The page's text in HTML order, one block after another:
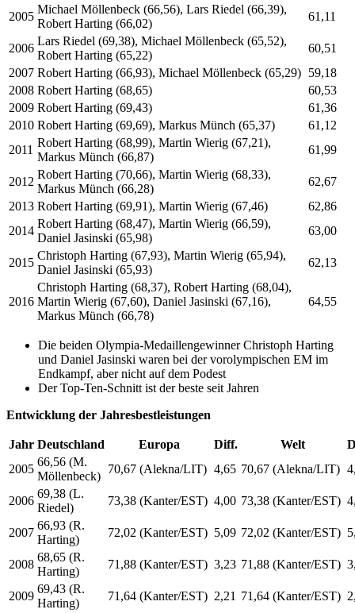
2005
Michael Möllenbeck (66,56), Lars Riedel (66,39),
Robert Harting (66,02)
61,11
2006
Lars Riedel (69,38), Michael Möllenbeck (65,52),
Robert Harting (65,22)
60,51
2007 Robert Harting (66,93), Michael Möllenbeck (65,29) 59,18
2008 Robert Harting (68,65)
60,53
2009 Robert Harting (69,43)
61,36
2010 Robert Harting (69,69), Markus Münch (65,37)
61,12
2011
Robert Harting (68,99), Martin Wierig (67,21),
Markus Münch (66,87)
61,99
2012
Robert Harting (70,66), Martin Wierig (68,33),
Markus Münch (66,28)
62,67
2013 Robert Harting (69,91), Martin Wierig (67,46)
62,86
2014
Robert Harting (68,47), Martin Wierig (66,59),
Daniel Jasinski (65,98)
63,00
2015
Christoph Harting (67,93), Martin Wierig (65,94),
Daniel Jasinski (65,93)
62,13
2016
Christoph Harting (68,37), Robert Harting (68,04),
Martin Wierig (67,60), Daniel Jasinski (67,16),
Markus Münch (66,78)
64,55
Die beiden Olympia-Medaillengewinner Christoph Harting
und Daniel Jasinski waren bei der vorolympischen EM im
Endkampf, aber nicht auf dem Podest
Der Top-Ten-Schnitt ist der beste seit Jahren
Entwicklung der Jahresbestleistungen
Jahr Deutschland Europa Diff. Welt
2005
66,56 (M.
Möllenbeck)
70,67 (Alekna/LIT) 4,65 70,67 (Alekna/LIT)
2006
69,38 (L.
Riedel)
73,38 (Kanter/EST) 4,00 73,38 (Kanter/EST)
2007
66,93 (R.
Harting)
72,02 (Kanter/EST) 5,09 72,02 (Kanter/EST)
2008
68,65 (R.
Harting)
71,88 (Kanter/EST) 3,23 71,88 (Kanter/EST)
2009
69,43 (R.
Harting)
71,64 (Kanter/EST) 2,21 71,64 (Kanter/EST)